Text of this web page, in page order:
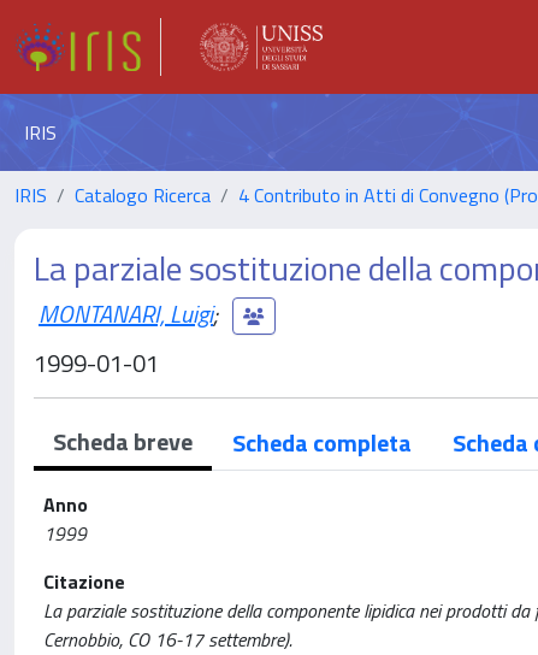
IRIS
IRIS Catalogo Ricerca 4 Contributo in Atti di Convegno
La parziale sostituzione della
MONTANARI, Luigi;
1999-01-01
Scheda breve Scheda completa Scheda
Anno
1999
Citazione
La parziale sostituzione della componente lipidica nei prodotti
Cernobbio, CO 16-17 settembre).